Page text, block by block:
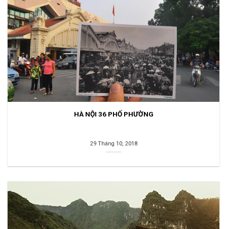
HÀ NỘI 36 PHỐ PHƯỜNG
29 Tháng 10, 2018